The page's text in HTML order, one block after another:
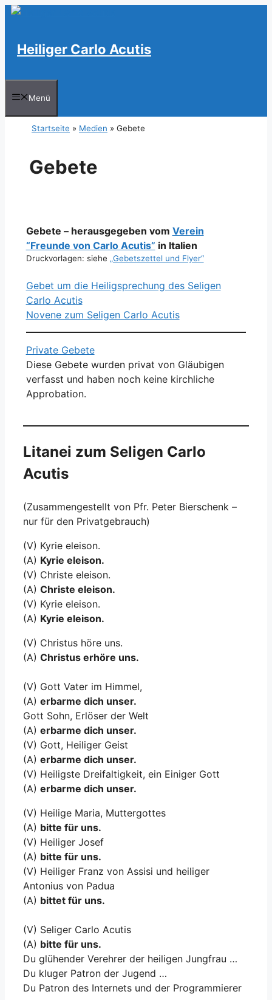
Zum
springen
Heiliger Carlo Acutis
Menü
Startseite » Medien » Gebete
Gebete
Gebete – herausgegeben vom Verein
“Freunde von Carlo Acutis” in Italien
Druckvorlagen: siehe „Gebetszettel und Flyer“
Gebet um die Heiligsprechung des Seligen
Carlo Acutis
Novene zum Seligen Carlo Acutis
Private Gebete
Diese Gebete wurden privat von Gläubigen
verfasst und haben noch keine kirchliche
Approbation.
Litanei zum Seligen Carlo
Acutis
(Zusammengestellt von Pfr. Peter Bierschenk –
nur für den Privatgebrauch)
(V) Kyrie eleison.
(A) Kyrie eleison.
(V) Christe eleison.
(A) Christe eleison.
(V) Kyrie eleison.
(A) Kyrie eleison.
(V) Christus höre uns.
(A) Christus erhöre uns.
(V) Gott Vater im Himmel,
(A) erbarme dich unser.
Gott Sohn, Erlöser der Welt
(A) erbarme dich unser.
(V) Gott, Heiliger Geist
(A) erbarme dich unser.
(V) Heiligste Dreifaltigkeit, ein Einiger Gott
(A) erbarme dich unser.
(V) Heilige Maria, Muttergottes
(A) bitte für uns.
(V) Heiliger Josef
(A) bitte für uns.
(V) Heiliger Franz von Assisi und heiliger
Antonius von Padua
(A) bittet für uns.
(V) Seliger Carlo Acutis
(A) bitte für uns.
Du glühender Verehrer der heiligen Jungfrau …
Du kluger Patron der Jugend …
Du Patron des Internets und der Programmierer